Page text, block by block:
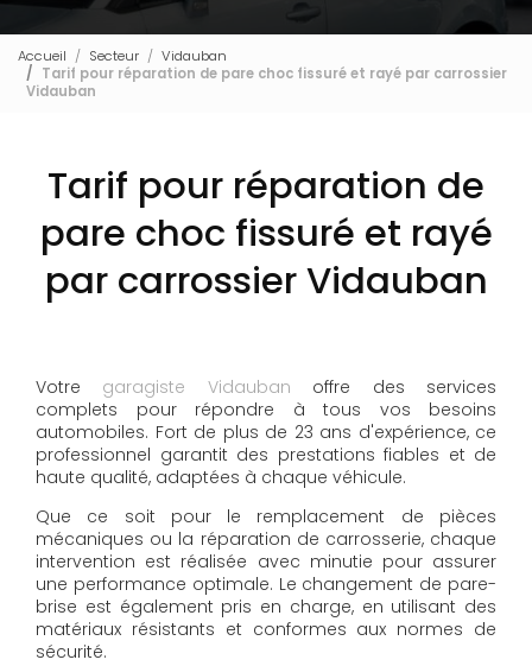
Accueil Secteur
Vidauban
Tarif pour réparation de pare choc fissuré et rayé par carrossier
Vidauban
Tarif pour réparation de
pare choc fissuré et rayé
par carrossier Vidauban
Votre garagiste Vidauban offre des services
complets pour répondre à tous vos besoins
automobiles. Fort de plus de 23 ans d'expérience, ce
professionnel garantit des prestations fiables et de
haute qualité, adaptées à chaque véhicule.
Que ce soit pour le remplacement de pièces
mécaniques ou la réparation de carrosserie, chaque
intervention est réalisée avec minutie pour assurer
une performance optimale. Le changement de pare-
brise est également pris en charge, en utilisant des
matériaux résistants et conformes aux normes de
sécurité.